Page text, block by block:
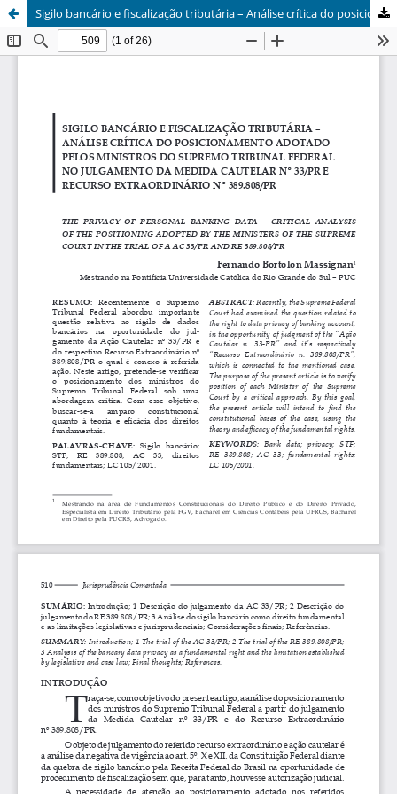
Sigilo bancário e fiscalização tributária – Análise crítica do posicionamento adotado pelos ministros do Supremo Tribunal Federal no julgamento da Medida Cautelar nº 33/PR e Recurso Extraordinário nº 389.808/PR